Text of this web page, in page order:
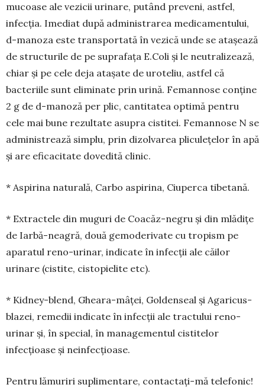
mucoase ale vezicii urinare, putând preveni, astfel,
infecția. Imediat după administrarea medicamentului,
d-manoza este transportată în vezică unde se atașează
de structurile de pe supra­fața E.Coli și le neutralizează,
chiar și pe cele deja atașate de uroteliu, astfel că
bacteriile sunt elimi­nate prin urină. Femannose conține
2 g de d-mano­ză per plic, cantitatea optimă pentru
cele mai bune rezultate asupra cistitei. Femannose N se
adminis­trează simplu, prin dizolvarea pliculețelor în apă
și are eficacitate dovedită clinic.
* Aspirina naturală, Carbo aspirina, Ciuperca tibetană.
* Extractele din muguri de Coacăz-negru și din mlădițe
de Iarbă-neagră, două gemoderivate cu tropism pe
aparatul reno-urinar, indicate în infecții ale căilor
urinare (cistite, cistopielite etc).
* Kidney-blend, Gheara-mâței, Goldenseal și Agaricus-
blazei, remedii indicate în infecții ale tractului reno-
urinar și, în special, în managementul cistitelor
infecțioase și neinfecțioase.
Pentru lămuriri suplimentare, contactați-mă telefonic!